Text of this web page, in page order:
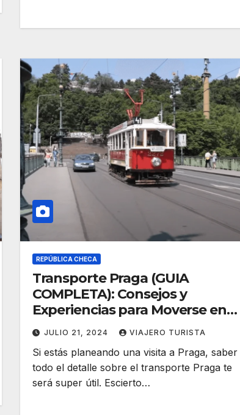
REPÚBLICA CHECA
Transporte Praga (GUIA
COMPLETA): Consejos y
Experiencias para Moverse en
Praga
JULIO 21, 2024 VIAJERO TURISTA
Si estás planeando una visita a Praga, saber
todo el detalle sobre el transporte Praga te
será super útil. Escierto…